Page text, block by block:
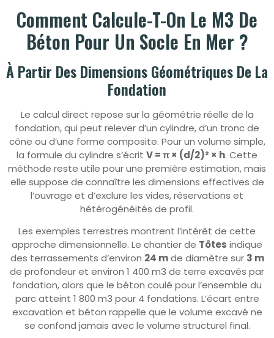
Comment Calcule-T-On Le M3 De
Béton Pour Un Socle En Mer ?
À Partir Des Dimensions Géométriques De La
Fondation
Le calcul direct repose sur la géométrie réelle de la
fondation, qui peut relever d’un cylindre, d’un tronc de
cône ou d’une forme composite. Pour un volume simple,
la formule du cylindre s’écrit V = π × (d/2)² × h. Cette
méthode reste utile pour une première estimation, mais
elle suppose de connaître les dimensions effectives de
l’ouvrage et d’exclure les vides, réservations et
hétérogénéités de profil.
Les exemples terrestres montrent l’intérêt de cette
approche dimensionnelle. Le chantier de Tôtes indique
des terrassements d’environ 24 mde diamètre sur 3 m
de profondeur et environ 1 400 m3 de terre excavés par
fondation, alors que le béton coulé pour l’ensemble du
parc atteint 1 800 m3 pour 4 fondations. L’écart entre
excavation et béton rappelle que le volume excavé ne
se confond jamais avec le volume structurel final.